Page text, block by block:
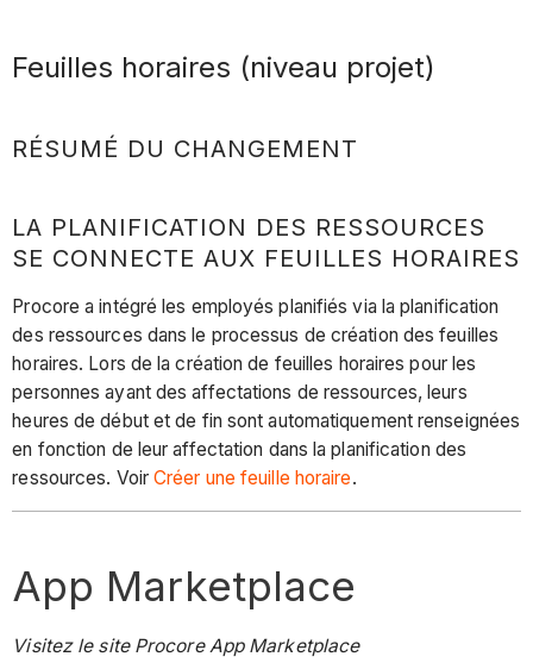
Feuilles horaires (niveau projet)
RÉSUMÉ DU CHANGEMENT
LA PLANIFICATION DES RESSOURCES
SE CONNECTE AUX FEUILLES HORAIRES
Procore a intégré les employés planifiés via la planification
des ressources dans le processus de création des feuilles
horaires. Lors de la création de feuilles horaires pour les
personnes ayant des affectations de ressources, leurs
heures de début et de fin sont automatiquement renseignées
en fonction de leur affectation dans la planification des
ressources. VoirCréer une feuille horaire.
App Marketplace
Visitez le site Procore App Marketplace